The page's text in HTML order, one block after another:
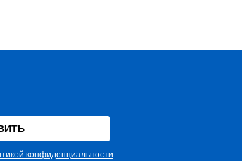
конфиденциальности